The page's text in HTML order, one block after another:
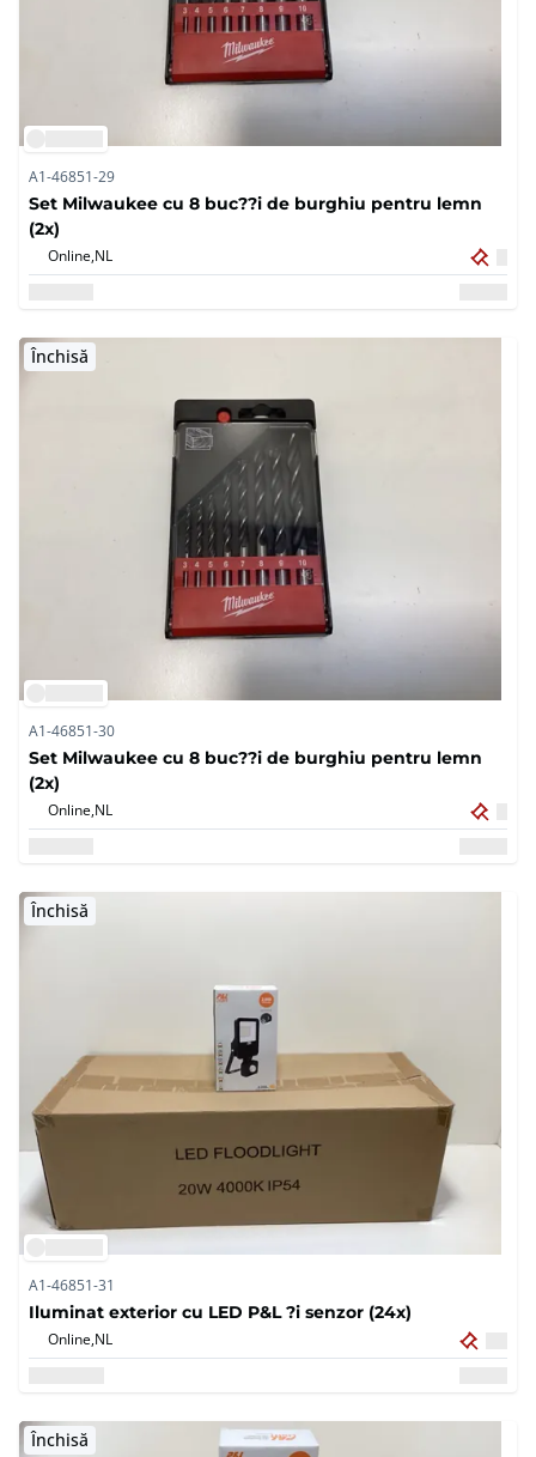
A1-46851-29
Set Milwaukee cu 8 buc??i de burghiu pentru lemn
(2x)
Online,NL
Închisă
A1-46851-30
Set Milwaukee cu 8 buc??i de burghiu pentru lemn
(2x)
Online,NL
Închisă
A1-46851-31
Iluminat exterior cu LED P&L ?i senzor (24x)
Online,NL
Închisă